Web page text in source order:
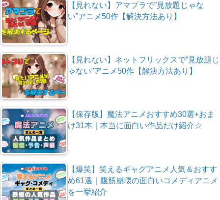
【見れない】アマプラで”見放題じゃな
い”アニメ50作【解決方法あり】
【見れない】ネットフリックスで”見放題じ
ゃない”アニメ50作【解決方法あり】
【保存版】魔法アニメおすすめ30選+おま
け31本｜本当に面白い作品だけ紹介☆
【爆笑】笑えるギャグアニメ人気＆おすす
め61選｜腹筋崩壊の面白いコメディアニメ
を一挙紹介